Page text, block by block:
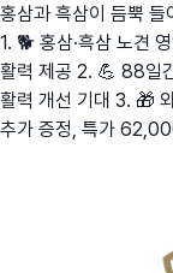
홍삼과 흑삼이 듬뿍
1. 🐕 홍삼·흑삼 노견
활력 제공 2. 💪 88일
활력 개선 기대 3. 🎁
추가 증정, 특가